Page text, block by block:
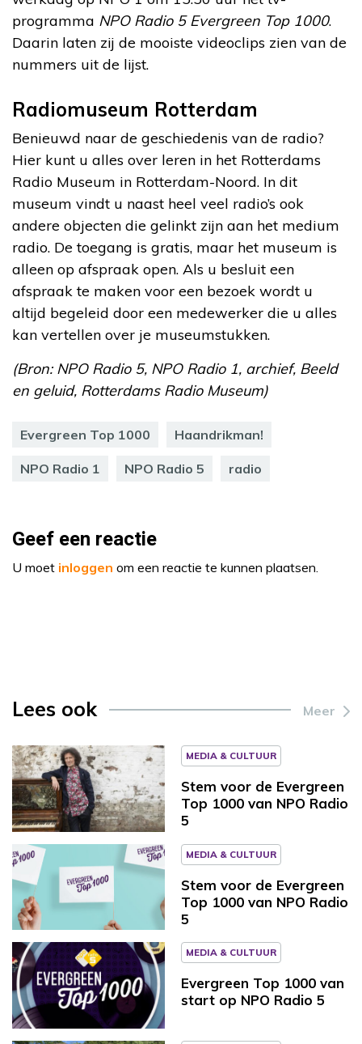
programma NPO Radio 5 Evergreen Top 1000.
Daarin laten zij de mooiste videoclips zien van de
nummers uit de lijst.
Radiomuseum Rotterdam
Benieuwd naar de geschiedenis van de radio?
Hier kunt u alles over leren in het Rotterdams
Radio Museum in Rotterdam-Noord. In dit
museum vindt u naast heel veel radio’s ook
andere objecten die gelinkt zijn aan het medium
radio. De toegang is gratis, maar het museum is
alleen op afspraak open. Als u besluit een
afspraak te maken voor een bezoek wordt u
altijd begeleid door een medewerker die u alles
kan vertellen over je museumstukken.
(Bron: NPO Radio 5, NPO Radio 1, archief, Beeld
en geluid, Rotterdams Radio Museum)
Evergreen Top 1000 Haandrikman!
NPO Radio 1 NPO Radio 5 radio
Geef een reactie
U moet inloggen om een reactie te kunnen plaatsen.
Lees ook Meer
MEDIA & CULTUUR
Stem voor de Evergreen
Top 1000 van NPO Radio
5
MEDIA & CULTUUR
Stem voor de Evergreen
Top 1000 van NPO Radio
5
MEDIA & CULTUUR
Evergreen Top 1000 van
start op NPO Radio 5